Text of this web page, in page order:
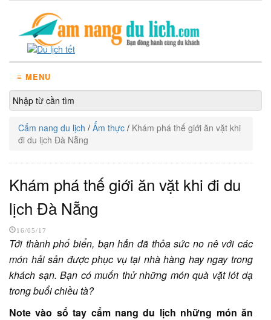
≡ MENU
Cẩm nang du lịch / Ẩm thực / Khám phá thế giới ăn vặt khi
đi du lịch Đà Nẵng
Khám phá thế giới ăn vặt khi đi du
lịch Đà Nẵng
16/05/17
Tới thành phố biển, bạn hẳn đã thỏa sức no nê với các
món hải sản được phục vụ tại nhà hàng hay ngay trong
khách sạn. Bạn có muốn thử những món quà vặt lót dạ
trong buổi chiều tà?
Note vào sổ tay cẩm nang du lịch những món ăn